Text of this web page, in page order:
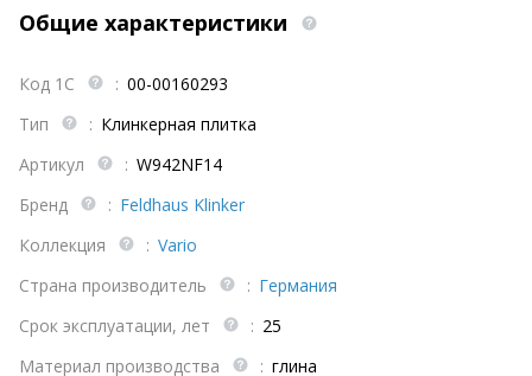
Общие характеристики
Код 1С : 00-00160293
Тип
: Клинкерная плитка
Артикул
: W942NF14
Бренд
: Feldhaus Klinker
Коллекция
: Vario
Страна производитель
: Германия
Срок эксплуатации, лет
: 25
Материал производства
: глина